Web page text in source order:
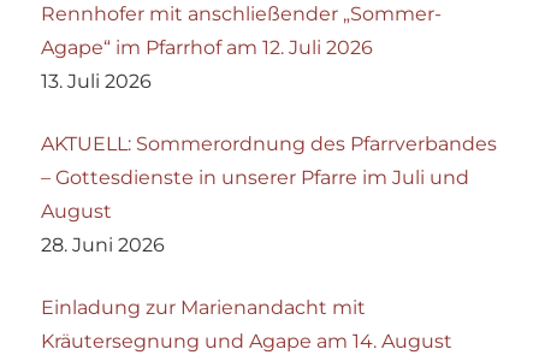
Rennhofer mit anschließender „Sommer-
Agape“ im Pfarrhof am 12. Juli 2026
13. Juli 2026
AKTUELL: Sommerordnung des Pfarrverbandes
– Gottesdienste in unserer Pfarre im Juli und
August
28. Juni 2026
Einladung zur Marienandacht mit
Kräutersegnung und Agape am 14. August